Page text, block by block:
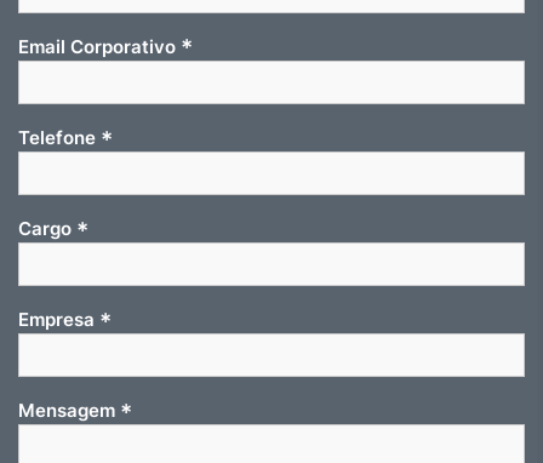
Email Corporativo *
Telefone *
Cargo *
Empresa *
Mensagem *